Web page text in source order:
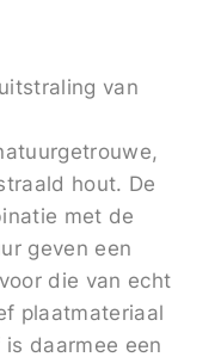
van
hout. De
met de
geven een
die van echt
plaatmateriaal
daarmee een